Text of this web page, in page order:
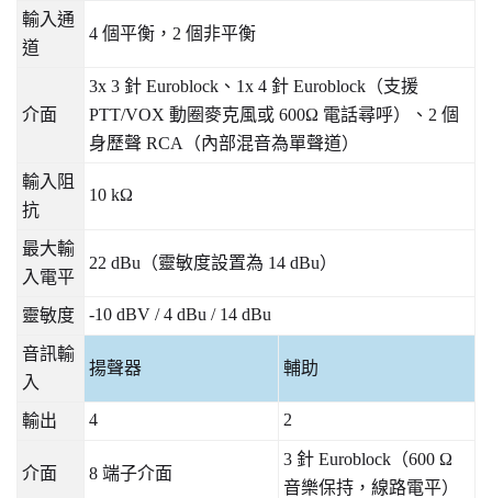
輸入通
道
4 個平衡， 2 個非平衡
介面
3x 3 針 Euroblock 、 1x 4 針 Euroblock （支援
PTT/VOX 動圈麥克風或 600Ω 電話尋呼）、 2 個
身歷聲 RCA （內部混音為單聲道）
輸入阻
抗
10 kΩ
最大輸
入電平
22 dBu （靈敏度設置為 14 dBu）
靈敏度 -10 dBV / 4 dBu / 14 dBu
音訊輸
入
揚聲器 輔助
輸出 4 2
介面 8 端子介面
3 針 Euroblock （600 Ω
音樂保持，線路電平）